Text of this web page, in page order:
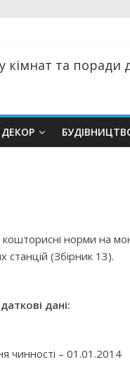
кімнат та поради
ДЕКОР
норми на
станцій (Збірник 13).
дані:
чинності – 01.01.2014